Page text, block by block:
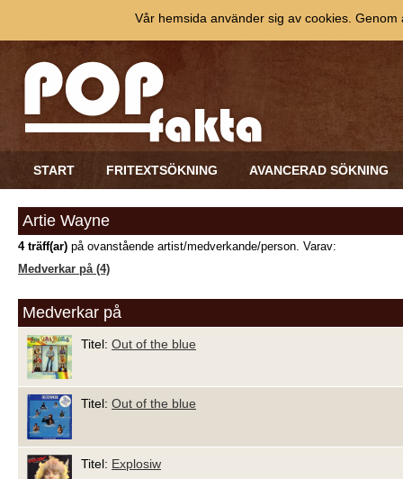
START FRITEXTSÖKNING AVANCERAD SÖKNING
Artie Wayne
4 träff(ar) på ovanstående artist/medverkande/person. Varav:
Medverkar på (4)
Medverkar på
Titel: Out of the blue
Titel: Out of the blue
Titel: Explosiw
Vår hemsida använder sig av cookies.